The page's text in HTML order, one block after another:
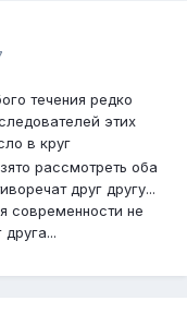
течения редко
этих
в круг
рассмотреть оба
друг другу...
современности не